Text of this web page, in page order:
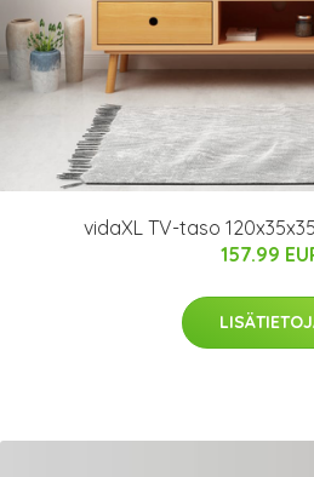
vidaXL TV-taso
157.99